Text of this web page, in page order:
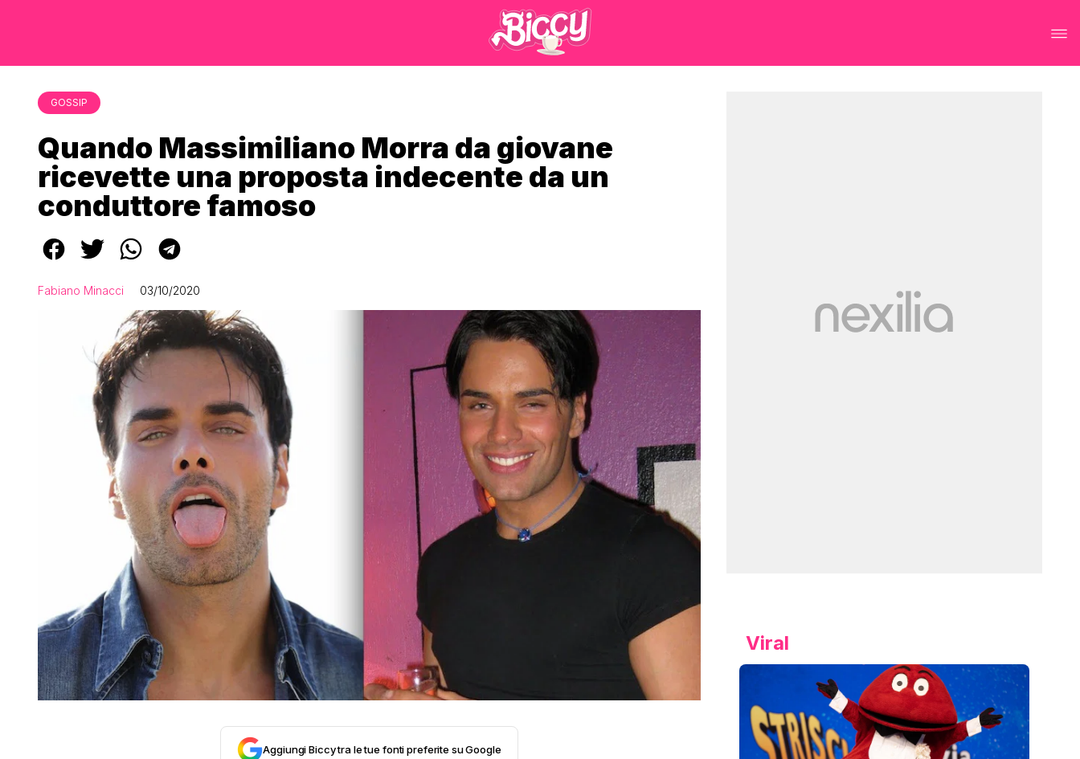
GOSSIP
Quando Massimiliano Morra da giovane
ricevette una proposta indecente da un
conduttore famoso
Fabiano Minacci 03/10/2020
Aggiungi Biccy tra le tue fonti preferite su Google
Viral